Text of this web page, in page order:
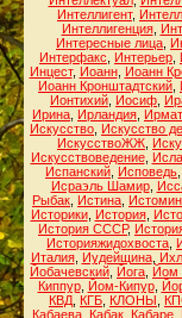
Интеллигент,
Интеллигенция,
Интересные лица
Интерфакс
Интерьер
Инцест, Иоанн, Иоанн
Иоанн Кронштадтский
Ионтихий Иосиф
Ирина Ирландия
Искусство Искусство
ИскусствоЖЖ
Искусствоведение,
Испанский Исповедь
Исраэль Шамир,
Рыбак Истина Истомин
Историки, История,
История СССР,
Историяжидохвоста
Италия, Иудейщина,
Йобачевский Йога Йом
Киппур, Йом-Кипур,
КВД КГБ КЛОНЫ
Кабаева, Кабак, Кабаре,